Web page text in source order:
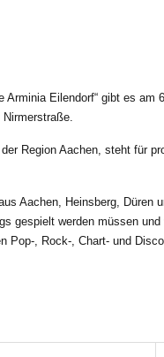
Arminia Eilendorf“ gibt es
Nirmerstraße.
Region Aachen, steht für
Aachen, Heinsberg,
gespielt werden müssen
Pop-, Rock-, Chart- und